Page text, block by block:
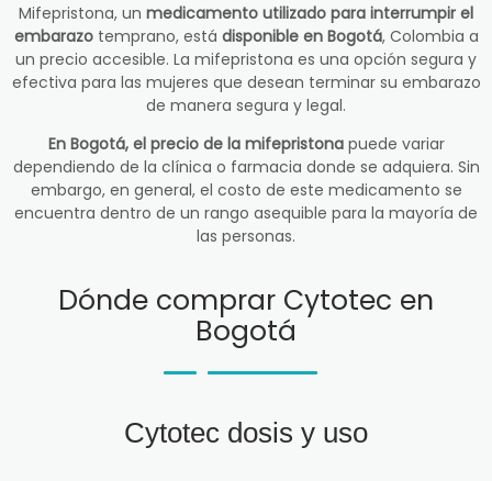
Mifepristona, un medicamento utilizado para interrumpir el
embarazotemprano, está disponible en Bogotá, Colombia a
un precio accesible. La mifepristona es una opción segura y
efectiva para las mujeres que desean terminar su embarazo
de manera segura y legal.
En Bogotá, el precio de la mifepristonapuede variar
dependiendo de la clínica o farmacia donde se adquiera. Sin
embargo, en general, el costo de este medicamento se
encuentra dentro de un rango asequible para la mayoría de
las personas.
Dónde comprar Cytotec en
Bogotá
Cytotec dosis y uso